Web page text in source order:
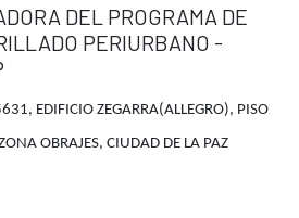
DEL PROGRAMA DE
PERIURBANO -
EDIFICIO ZEGARRA(ALLEGRO), PISO
OBRAJES, CIUDAD DE LA PAZ